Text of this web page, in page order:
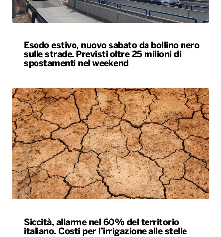
Esodo estivo, nuovo sabato da bollino nero
sulle strade. Previsti oltre 25 milioni di
spostamenti nel weekend
Siccità, allarme nel 60% del territorio
italiano. Costi per l’irrigazione alle stelle